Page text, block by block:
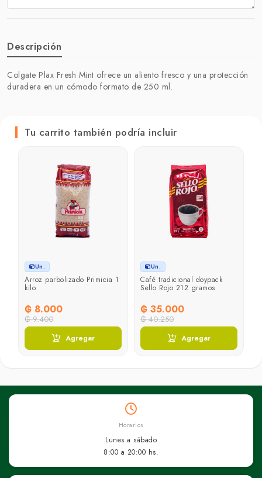
Descripción
Colgate Plax Fresh Mint ofrece un aliento fresco y una protección
duradera en un cómodo formato de 250 ml.
Tu carrito también podría incluir
Un.
Arroz parbolizado Primicia 1
kilo
₲ 8.000
₲ 9.400
Agregar
Un.
Café tradicional doypack
Sello Rojo 212 gramos
₲ 35.000
₲ 40.250
Agregar
Horarios
Lunes a sábado
8:00 a 20:00 hs.